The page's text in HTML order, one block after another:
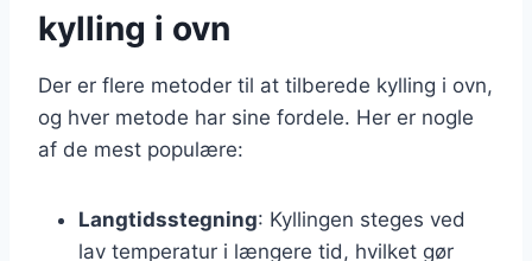
kylling i ovn
Der er flere metoder til at tilberede kylling i ovn,
og hver metode har sine fordele. Her er nogle
af de mest populære:
Langtidsstegning: Kyllingen steges ved
lav temperatur i længere tid, hvilket gør